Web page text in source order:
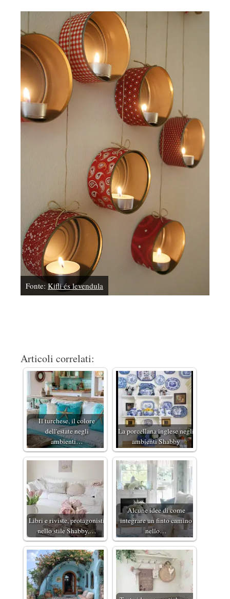
Fonte: Kifli és levendula
Articoli correlati:
Il turchese, il colore
dell'estate negli
ambienti…
La porcellana inglese negli
ambienti Shabby
Libri e riviste, protagonisti
nello stile Shabby,…
Alcune idee di come
integrare un finto camino
nello…